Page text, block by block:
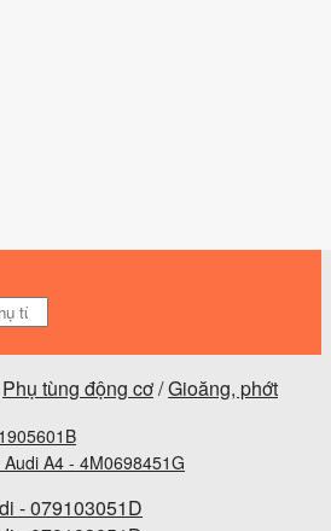
Phụ tùng động cơ/Gioăng, phớt